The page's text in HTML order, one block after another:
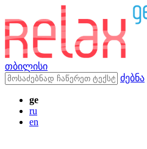
თბილისი
ძებნა
ge
ru
en